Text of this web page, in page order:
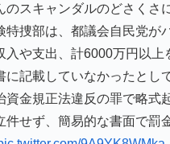
のスキャンダルのどさくさ
特捜部は、都議会自民党が
入や支出、計6000万円以上
に記載していなかったとし
資金規正法違反の罪で略式
件せず、簡易的な書面で罰